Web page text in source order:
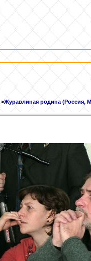
>Журавлиная родина (Россия,